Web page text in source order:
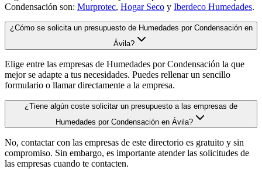
Condensación son: Murprotec, Hogar Seco y Iberdeco Humedades.
¿Cómo se solicita un presupuesto de Humedades por Condensación en
Ávila?
Elige entre las empresas de Humedades por Condensación la que
mejor se adapte a tus necesidades. Puedes rellenar un sencillo
formulario o llamar directamente a la empresa.
¿Tiene algún coste solicitar un presupuesto a las empresas de
Humedades por Condensación en Ávila?
No, contactar con las empresas de este directorio es gratuito y sin
compromiso. Sin embargo, es importante atender las solicitudes de
las empresas cuando te contacten.